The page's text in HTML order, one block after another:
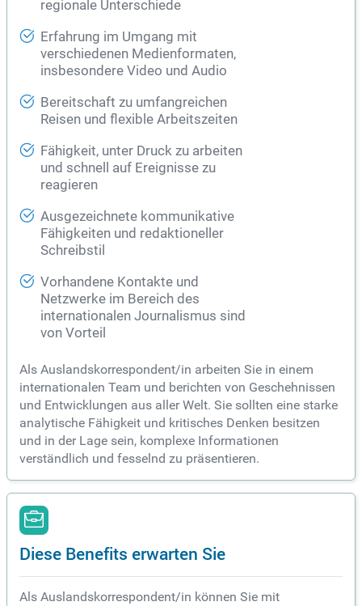
regionale Unterschiede
Erfahrung im Umgang mit
verschiedenen Medienformaten,
insbesondere Video und Audio
Bereitschaft zu umfangreichen
Reisen und flexible Arbeitszeiten
Fähigkeit, unter Druck zu arbeiten
und schnell auf Ereignisse zu
reagieren
Ausgezeichnete kommunikative
Fähigkeiten und redaktioneller
Schreibstil
Vorhandene Kontakte und
Netzwerke im Bereich des
internationalen Journalismus sind
von Vorteil
Als Auslandskorrespondent/in arbeiten Sie in einem
internationalen Team und berichten von Geschehnissen
und Entwicklungen aus aller Welt. Sie sollten eine starke
analytische Fähigkeit und kritisches Denken besitzen
und in der Lage sein, komplexe Informationen
verständlich und fesselnd zu präsentieren.
Diese Benefits erwarten Sie
Als Auslandskorrespondent/in können Sie mit